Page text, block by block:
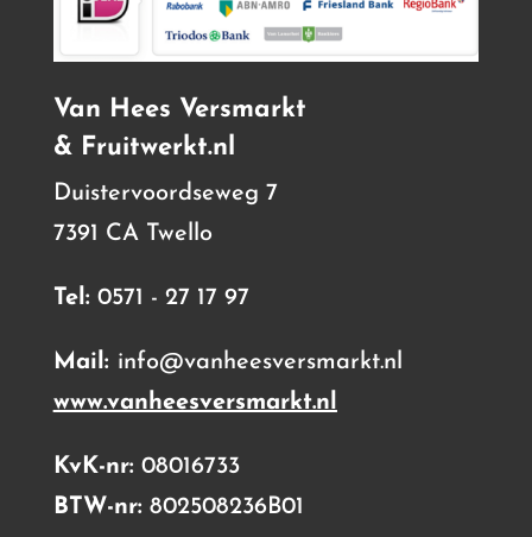
Van Hees Versmarkt
& Fruitwerkt.nl
Duistervoordseweg 7
7391 CA Twello
Tel: 0571 - 27 17 97
Mail: info@vanheesversmarkt.nl
www.vanheesversmarkt.nl
KvK-nr: 08016733
BTW-nr: 802508236B01